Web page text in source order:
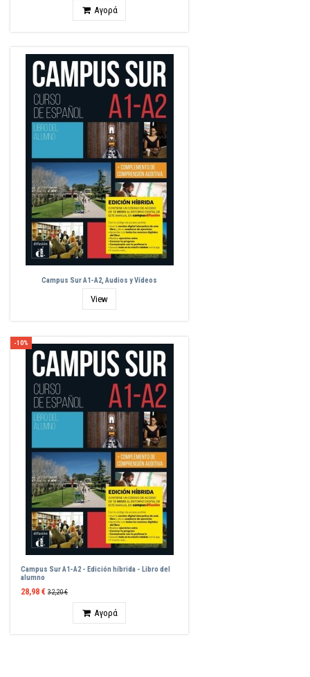
Αγορά
Campus Sur A1-A2, Audios y Vídeos
View
-10%
Campus Sur A1-A2 - Edición híbrida - Libro del
alumno
28,98 € 32,20 €
Αγορά